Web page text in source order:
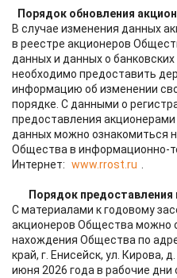
Порядок обновления
В случае изменения данных
в реестре акционеров
данных и данных о
необходимо предоставить
информацию об изменении
порядке. С данными о
предоставления
данных можно ознакомиться
Общества в информационно-
Интернет: www.rrost.ru
Порядок
С материалами к годовому
акционеров Общества можно
нахождения Общества по
край, г. Енисейск, ул. Кирова,
июня 2026 года в рабочие дни